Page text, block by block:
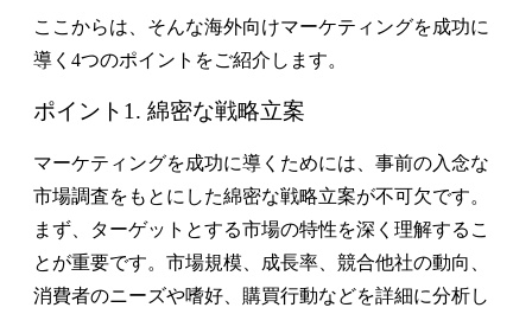
ここからは、そんな海外向けマーケティングを成功に
導く4つのポイントをご紹介します。
ポイント1. 綿密な戦略立案
マーケティングを成功に導くためには、事前の入念な
市場調査をもとにした綿密な戦略立案が不可欠です。
まず、ターゲットとする市場の特性を深く理解するこ
とが重要です。市場規模、成長率、競合他社の動向、
消費者のニーズや嗜好、購買行動などを詳細に分析し